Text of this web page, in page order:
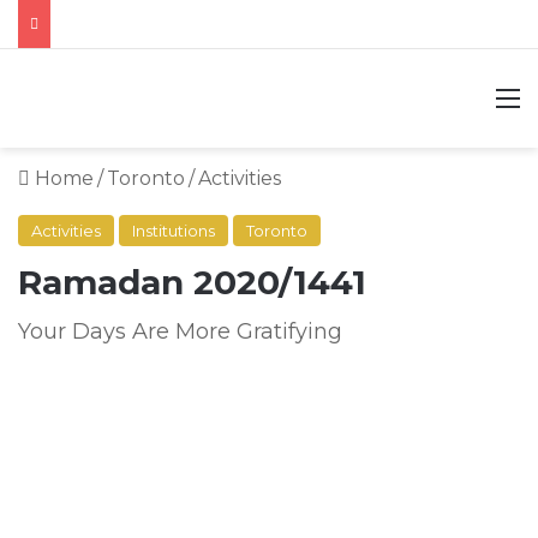
Home / Toronto /Activities
Activities Institutions Toronto
Ramadan 2020/1441
Your Days Are More Gratifying